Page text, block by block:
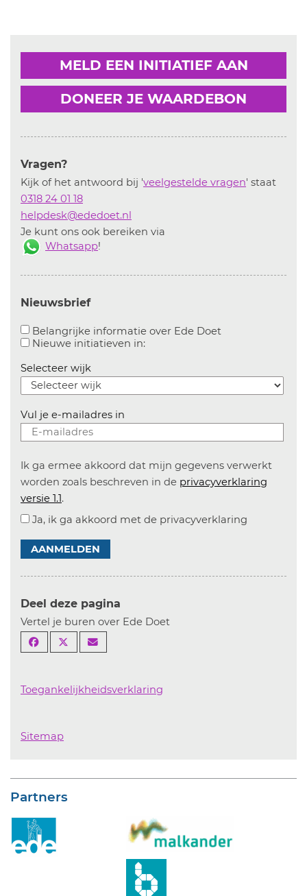
MELD EEN INITIATIEF AAN
DONEER JE WAARDEBON
Vragen?
Kijk of het antwoord bij 'veelgestelde vragen' staat
0318 24 01 18
helpdesk@ededoet.nl
Je kunt ons ook bereiken via
Whatsapp!
Nieuwsbrief
Belangrijke informatie over Ede Doet
Nieuwe initiatieven in:Aanvinken om informatie over
Selecteer wijk
Vul je e-mailadres in
Ik ga ermee akkoord dat mijn gegevens verwerkt
worden zoals beschreven in de privacyverklaring
versie 1.1.
Ja, ik ga akkoord met de privacyverklaring
AANMELDEN
Deel deze pagina
Vertel je buren over Ede Doet
Toegankelijkheidsverklaring
Sitemap
Partners